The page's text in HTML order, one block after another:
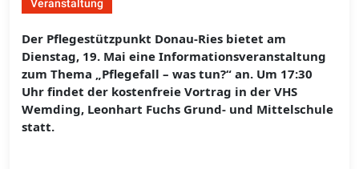
Veranstaltung
Der Pflegestützpunkt Donau-Ries bietet am
Dienstag, 19. Mai eine Informationsveranstaltung
zum Thema „Pflegefall – was tun?“ an. Um 17:30
Uhr findet der kostenfreie Vortrag in der VHS
Wemding, Leonhart Fuchs Grund- und Mittelschule
statt.